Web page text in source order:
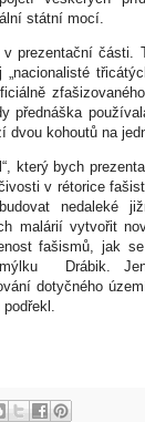
státní mocí.
prezentační části.
přednáška
dvou kohoutů na
který bych
v rétorice
nedaleké
malárií vytvořit
fašismů, jak
mýlku Drábik.
dotyčného